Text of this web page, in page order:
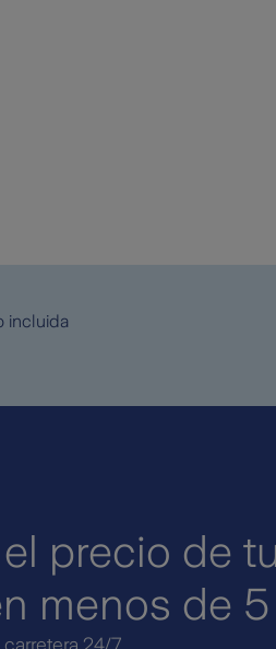
incluida
precio de
menos de
24/7